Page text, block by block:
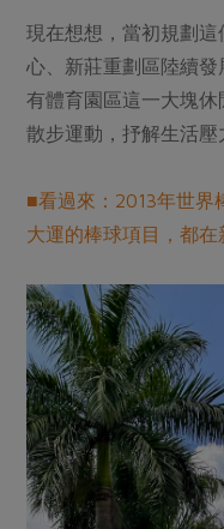
現在想想，當初規劃
心、新莊重劃區陸續
有體育園區這一大塊
散步運動，抒解生活壓
■看過來：2013年世界
大運的棒球項目，都在